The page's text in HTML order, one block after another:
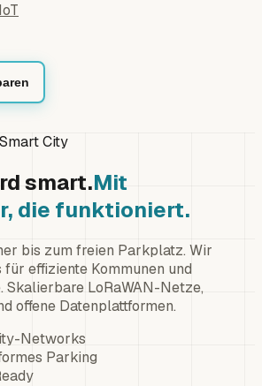
Smart City
smart.Mit
die funktioniert.
bis zum freien Parkplatz. Wir
effiziente Kommunen und
Skalierbare LoRaWAN-Netze,
offene Datenplattformen.
Networks
Parking